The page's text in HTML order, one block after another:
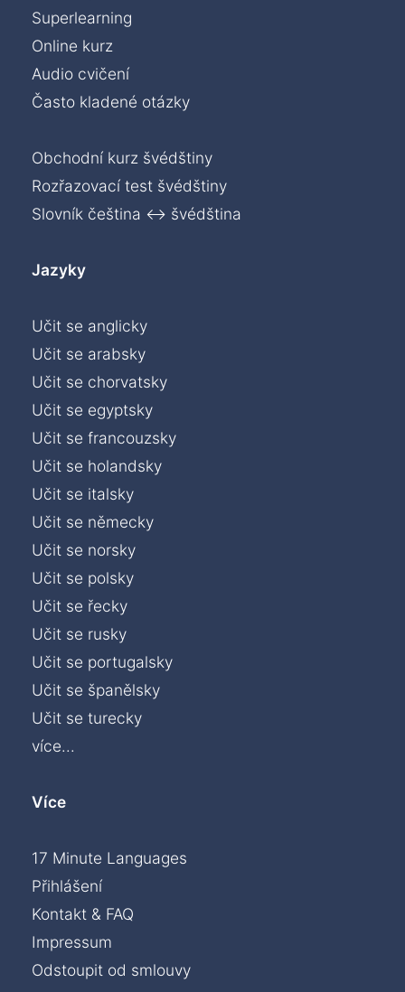
Superlearning
Online kurz
Audio cvičení
Často kladené otázky
Obchodní kurz švédštiny
Rozřazovací test švédštiny
Slovník čeština ↔ švédština
Jazyky
Učit se anglicky
Učit se arabsky
Učit se chorvatsky
Učit se egyptsky
Učit se francouzsky
Učit se holandsky
Učit se italsky
Učit se německy
Učit se norsky
Učit se polsky
Učit se řecky
Učit se rusky
Učit se portugalsky
Učit se španělsky
Učit se turecky
více...
Více
17 Minute Languages
Přihlášení
Kontakt & FAQ
Impressum
Odstoupit od smlouvy